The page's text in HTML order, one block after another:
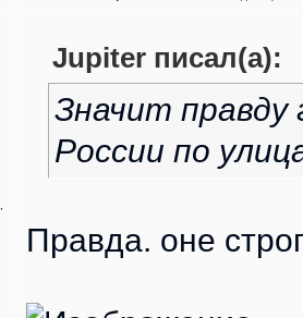
Jupiter писал(а):
Значит
России по
Правда. оне